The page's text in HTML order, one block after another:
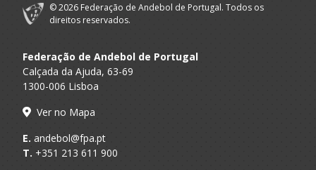
© 2026 Federação de Andebol de Portugal. Todos os
direitos reservados.
Federação de Andebol de Portugal
Calçada da Ajuda, 63-69
1300-006 Lisboa
Ver no Mapa
E. andebol@fpa.pt
T. +351 213 611 900